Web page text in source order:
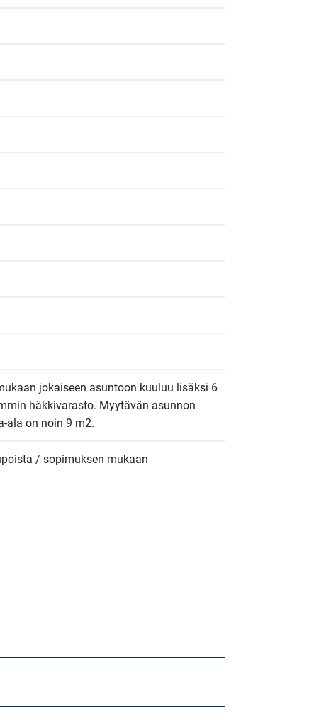
jokaiseen asuntoon kuuluu lisäksi 6
häkkivarasto. Myytävän asunnon
ala on noin 9 m2.
/ sopimuksen mukaan